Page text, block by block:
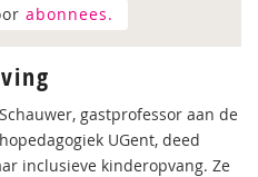
abonnees.
gastprofessor aan de
UGent, deed
inclusieve kinderopvang. Ze